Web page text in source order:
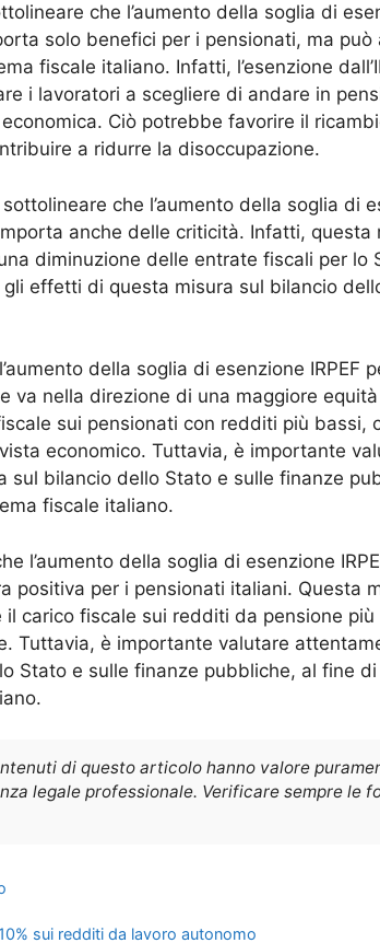
che l’aumento della soglia di
solo benefici per i pensionati, ma
fiscale italiano. Infatti, l’esenzione
i lavoratori a scegliere di andare in
Ciò potrebbe favorire il
a ridurre la disoccupazione.
che l’aumento della soglia di
anche delle criticità. Infatti, questa
diminuzione delle entrate fiscali per lo
effetti di questa misura sul bilancio
della soglia di esenzione IRPEF
va nella direzione di una maggiore
sui pensionati con redditi più bassi,
economico. Tuttavia, è importante
sul bilancio dello Stato e sulle finanze
fiscale italiano.
l’aumento della soglia di esenzione
positiva per i pensionati italiani. Questa
carico fiscale sui redditi da pensione
Tuttavia, è importante valutare
Stato e sulle finanze pubbliche, al fine
di questo articolo hanno valore
legale professionale. Verificare sempre le
sui redditi da lavoro autonomo